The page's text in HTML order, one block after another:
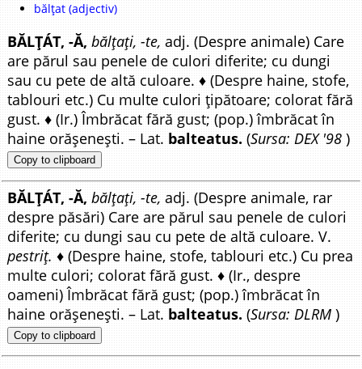
bălțat (adjectiv)
BĂLȚÁT, -Ă, bălțați, -te, adj. (Despre animale) Care
are părul sau penele de culori diferite; cu dungi
sau cu pete de altă culoare. ♦ (Despre haine, stofe,
tablouri etc.) Cu multe culori țipătoare; colorat fără
gust. ♦ (Ir.) Îmbrăcat fără gust; (pop.) îmbrăcat în
haine orășenești. – Lat. balteatus. (Sursa: DEX '98 )
Copy to clipboard
BĂLȚÁT, -Ă, bălțați, -te, adj. (Despre animale, rar
despre păsări) Care are părul sau penele de culori
diferite; cu dungi sau cu pete de altă culoare. V.
pestriț. ♦ (Despre haine, stofe, tablouri etc.) Cu prea
multe culori; colorat fără gust. ♦ (Ir., despre
oameni) Îmbrăcat fără gust; (pop.) îmbrăcat în
haine orășenești. – Lat. balteatus. (Sursa: DLRM )
Copy to clipboard